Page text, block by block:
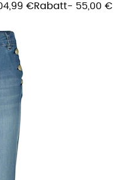
€Rabatt- 55,00 €